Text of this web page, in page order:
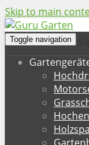
Skip to main
Toggle navigation